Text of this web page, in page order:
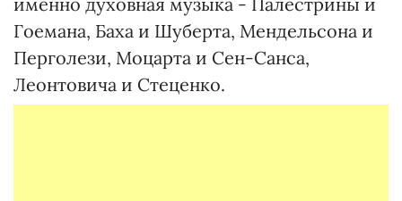
Гоемана, Баха и Шуберта, Мендельсона и
Перголези, Моцарта и Сен-Санса,
Леонтовича и Стеценко.